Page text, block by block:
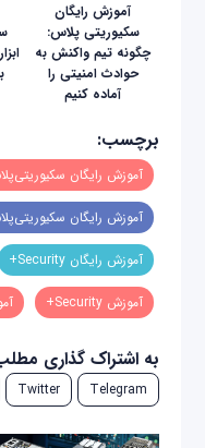
آموزش رایگان
سکیوریتی پلاس:
چگونه تیم واکنش به
حوادث امنیتی را
آماده کنیم
برچسب:
آموزش رایگان
آموزش رایگان
آموزش رایگان Security+
آموزش Security+
به اشتراک گذاری
Telegram
Twitter